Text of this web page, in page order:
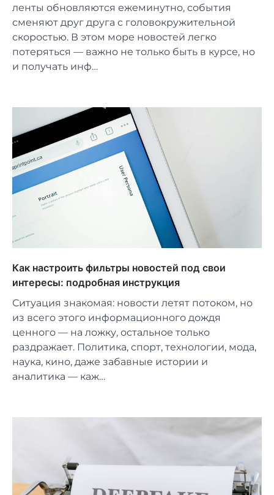
ленты обновляются ежеминутно, события
сменяют друг друга с головокружительной
скоростью. В этом море новостей легко
потеряться — важно не только быть в курсе, но
и получать инф…
Как настроить фильтры новостей под свои
интересы: подробная инструкция
Ситуация знакомая: новости летят потоком, но
из всего этого информационного дождя
ценного — на ложку, остальное только
раздражает. Политика, спорт, технологии, мода,
наука, кино, даже забавные истории и
аналитика — каж…